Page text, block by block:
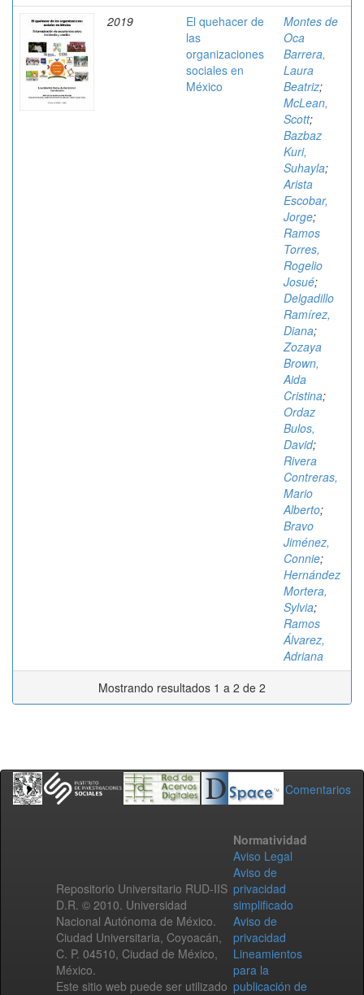
2019
El quehacer de
las
organizaciones
sociales en
México
Montes de
Oca
Barrera,
Laura
Beatriz;
McLean,
Scott;
Bazbaz
Kuri,
Suhayla;
Arista
Escobar,
Jorge;
Ramos
Torres,
Rogelio
Josué;
Delgadillo
Ramírez,
Diana;
Zozaya
Brown,
Aida
Cristina;
Ordaz
Bulos,
David;
Rivera
Contreras,
Mario
Alberto;
Bravo
Jiménez,
Connie;
Hernández
Mortera,
Sylvia;
Ramos
Álvarez,
Adriana
Mostrando resultados 1 a 2 de 2
Comentarios
Repositorio Universitario RUD-IIS
D.R. © 2010. Universidad
Nacional Autónoma de México.
Ciudad Universitaria, Coyoacán,
C. P. 04510, Ciudad de México,
México.
Este sitio web puede ser utilizado
Normatividad
Aviso Legal
Aviso de
privacidad
simplificado
Aviso de
privacidad
Lineamientos
para la
publicación de